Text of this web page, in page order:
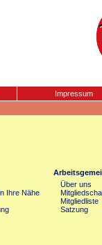
Impressum
Ihre Nähe
Über uns
Mitgliedliste
Satzung